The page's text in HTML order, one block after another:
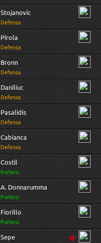
Stojanovic
Defensa
Pirola
Defensa
Bronn
Defensa
Daniliuc
Defensa
Pasalidis
Defensa
Cabianca
Defensa
Costil
Portero
A. Donnarumma
Portero
Fiorillo
Portero
Sepe